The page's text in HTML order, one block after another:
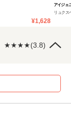
¥1,628
アイジェ
リュクス
★★★★(3.8)